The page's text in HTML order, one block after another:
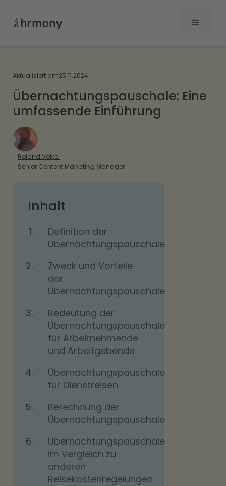
Aktualisiert am25.11.2024
Übernachtungspauschale: Eine
umfassende Einführung
Roland Völkel
Senior Content Marketing Manager
Inhalt
Definition der
Übernachtungspauschale
Zweck und Vorteile
der
Übernachtungspauschale
Bedeutung der
Übernachtungspauschale
für Arbeitnehmende
und Arbeitgebende
Übernachtungspauschale
für Dienstreisen
Berechnung der
Übernachtungspauschale
Übernachtungspauschale
im Vergleich zu
anderen
Reisekostenregelungen